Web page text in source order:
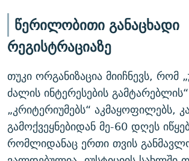
წერილობითი განაცხადი
რეგისტრაციაზე
თუკი ორგანიზაცია მიიჩნევს, რომ
ძალის ინტერესების გამტარებლის“
„კრიტერიუმებს“ აკმაყოფილებს,
გამოქვეყნებიდან მე-60 დღეს
რომლიდანაც ერთი თვის